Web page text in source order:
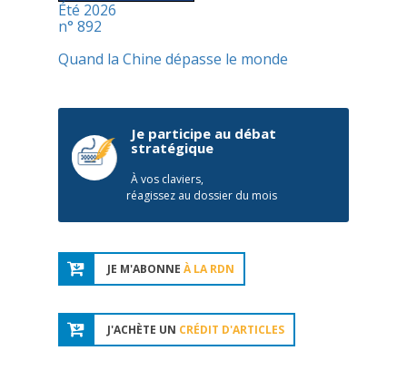
Été 2026
n° 892
Quand la Chine dépasse le monde
Je participe au débat
stratégique
À vos claviers,
réagissez au dossier du mois
JE M'ABONNE À LA RDN
J'ACHÈTE UN CRÉDIT D'ARTICLES